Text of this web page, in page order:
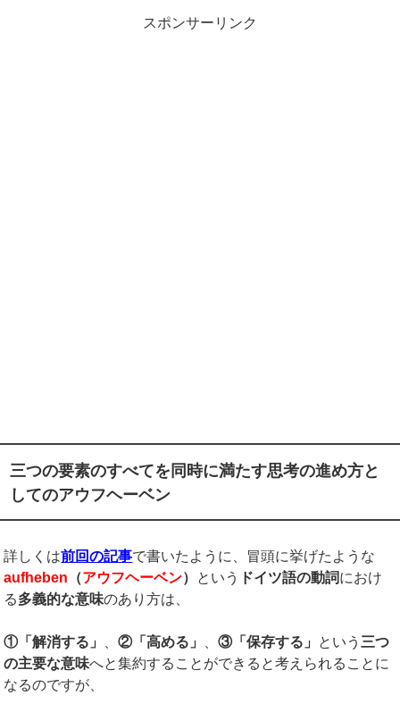
スポンサーリンク
三つの要素のすべてを同時に満たす思考の進め方と
してのアウフヘーベン
詳しくは前回の記事で書いたように、冒頭に挙げたような
aufheben （アウフヘーベン） という ドイツ語の動詞におけ
る多義的な意味のあり方は、
①「解消する」 、②「高める」 、③「保存する」 という 三つ
の主要な意味へと集約することができると考えられることに
なるのですが、